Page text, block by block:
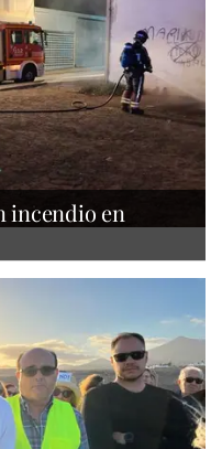
incendio en